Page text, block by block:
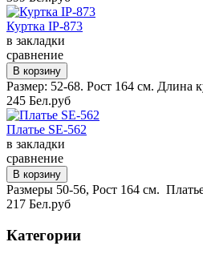
Куртка IP-873
в закладки
сравнение
Размер: 52-68. Рост 164 см. Длина
245 Бел.руб
Платье SE-562
в закладки
сравнение
Размеры 50-56, Рост 164 см.
217 Бел.руб
Категории